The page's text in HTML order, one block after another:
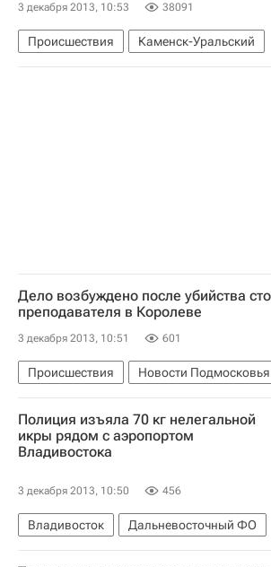
3 декабря 2013, 10:53 38091
Происшествия
Каменск-Уральский
Европа
Уральский ФО
Весь мир
Дело возбуждено после убийства
преподавателя в Королеве
3 декабря 2013, 10:51 601
Происшествия
Новости Подмосковья
Королев
Центральный ФО
Весь
Европа
Московская область
Россия
Полиция изъяла 70 кг нелегальной
икры рядом с аэропортом
Владивостока
3 декабря 2013, 10:50 456
Владивосток
Дальневосточный ФО
Весь мир
Европа
Приморский